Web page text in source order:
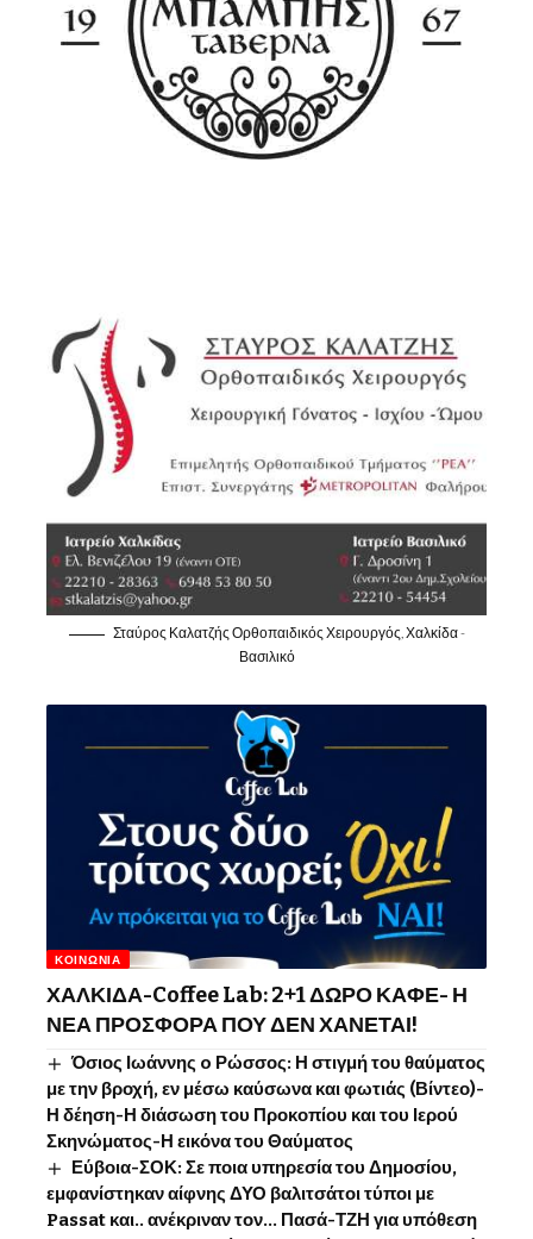
Σταύρος Καλατζής Ορθοπαιδικός Χειρουργός, Χαλκίδα -
Βασιλικό
ΚΟΙΝΩΝΊΑ
ΧΑΛΚΙΔΑ-Coffee Lab: 2+1 ΔΩΡΟ ΚΑΦΕ- Η
ΝΕΑ ΠΡΟΣΦΟΡΑ ΠΟΥ ΔΕΝ ΧΑΝΕΤΑΙ!
Όσιος Ιωάννης o Ρώσσος: Η στιγμή του θαύματος
με την βροχή, εν μέσω καύσωνα και φωτιάς (Βίντεο)-
Η δέηση-Η διάσωση του Προκοπίου και του Ιερού
Σκηνώματος-Η εικόνα του Θαύματος
Εύβοια-ΣΟΚ: Σε ποια υπηρεσία του Δημοσίου,
εμφανίστηκαν αίφνης ΔΥΟ βαλιτσάτοι τύποι με
Passat και.. ανέκριναν τον… Πασά-ΤΖΗ για υπόθεση